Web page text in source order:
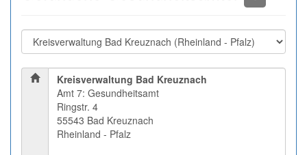
Kreisverwaltung Bad Kreuznach
Amt 7: Gesundheitsamt
Ringstr. 4
55543 Bad Kreuznach
Rheinland - Pfalz